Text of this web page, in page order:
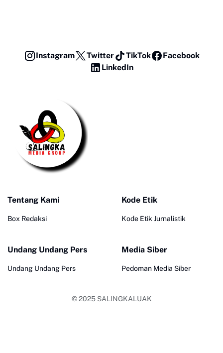
Instagram Twitter TikTok
Facebook
LinkedIn
Tentang Kami
Box Redaksi
Kode Etik
Kode Etik Jurnalistik
Undang Undang Pers
Undang Undang Pers
Media Siber
Pedoman Media Siber
© 2025 SALINGKALUAK